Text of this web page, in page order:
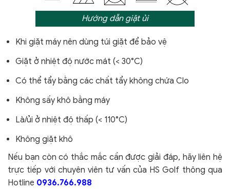
Hướng dẫn giặt ủi
Khi giặt máy nên dùng túi giặt để bảo vệ
Giặt ở nhiệt độ nước mát (< 30°C)
Có thể tẩy bằng các chất tẩy không chứa Clo
Không sấy khô bằng máy
Là/ủi ở nhiệt độ thấp (< 110°C)
Không giặt khô
Nếu bạn còn có thắc mắc cần được giải đáp, hãy liên hệ
trực tiếp với chuyên viên tư vấn của HS Golf thông qua
Hotline 0936.766.988